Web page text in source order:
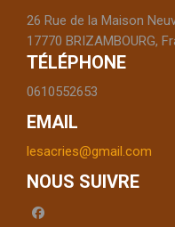
26 Rue de la Maison
17770 BRIZAMBOURG,
TÉLÉPHONE
0610552653
EMAIL
lesacries@gmail.com
NOUS SUIVRE
facebook